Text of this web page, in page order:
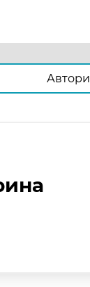
Автори